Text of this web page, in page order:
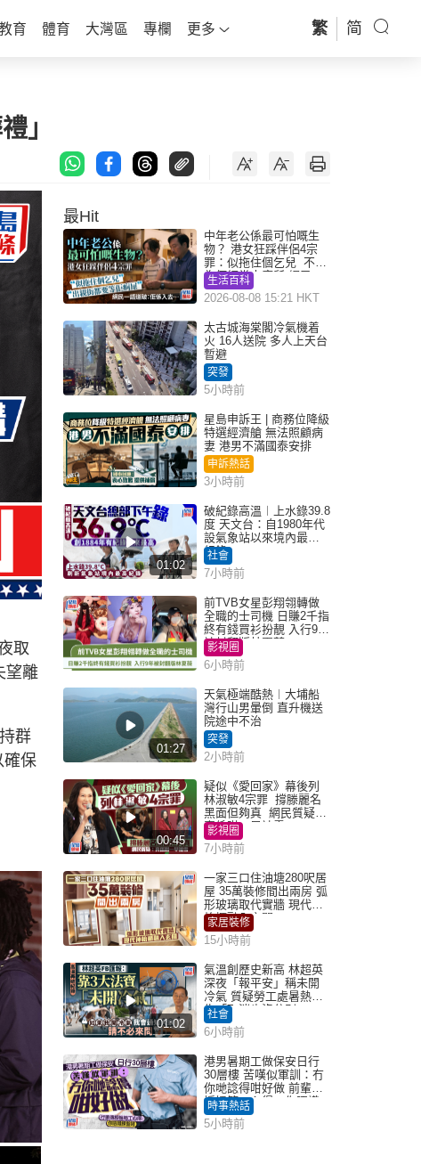
育 體育 大灣區 專欄 更多 繁 简
」
取
望離
群
確保
最Hit
中年老公係最可怕嘅生
物？ 港女狂踩伴侶4宗
罪：似拖住個乞兒 不解
為何經常去廁所 網民一
語道破
生活百科
2026-08-08 15:21 HKT
太古城海棠閣冷氣機着
火 16人送院 多人上天台
暫避
突發
5小時前
星島申訴王 | 商務位降級
特選經濟艙 無法照顧病
妻 港男不滿國泰安排
申訴熱話
3小時前
01:02
破紀錄高溫︱上水錄39.8
度 天文台：自1980年代
設氣象站以來境內最高
紀錄
社會
7小時前
前TVB女星彭翔翎轉做
全職的士司機 日賺2千指
終有錢買衫扮靚 入行9年
被封翻版林夏薇
影視圈
6小時前
01:27
天氣極端酷熱︱大埔船
灣行山男暈倒 直升機送
院途中不治
突發
2小時前
00:45
疑似《愛回家》幕後列
林淑敏4宗罪 撐滕麗名
黑面但夠真 網民質疑：
真係咁一早被雪
影視圈
7小時前
一家三口住油塘280呎居
屋 35萬裝修間出兩房 弧
形玻璃取代實牆 現代神
枱櫃融入玄關
家居裝修
15小時前
01:02
氣溫創歷史新高 林超英
深夜「報平安」稱未開
冷氣 質疑勞工處暑熱警
告「取消也沒分別」
社會
6小時前
港男暑期工做保安日行
30層樓 苦嘆似軍訓：冇
你哋諗得咁好做 前輩傳
授搵筍工心得：你唔識
揀盤啫｜Juicy叮
時事熱話
5小時前